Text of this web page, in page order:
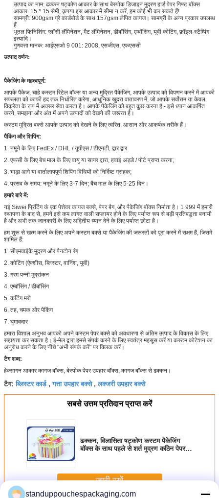
उत्पाद का नाम: ढक्कन षट्कोण आकार के साथ बेस्पोक डिजाइन मुद्रण हार्ड पेपर गिफ्ट बॉक्स
आकार: 15 * 15 सेमी; कृपया इस आकार में सीमा न करें, हम कोई भी कर सकते हैं!
सामग्री: 900gsm ग्रे कार्डबोर्ड के साथ 157gsm लेपित कागज। सामग्री के अन्य प्रकार उपलब्ध
हैं
भूतल फिनिशिंग: ग्लॉसी लॅमिनेशन, मैट लॅमिनेशन, डीबॉसिंग, एम्बॉसिंग, यूवी कोटिंग, फ़ॉइल-स्टैम्पिंग
इत्यादि।
गुणवत्ता मानक: आईएसओ 9 001: 2008, एसजीएस, एफएससी
उत्पाद वर्णन:
पैकेजिंग के महत्वपूर्ण:
आपके पैकेज, चाहे कस्टम रिटेल बॉक्स या अन्य मुद्रित पैकेजिंग, आपके उत्पाद को विपणन करने में आपकी
सफलता को काफी हद तक निर्धारित करेगा, आधुनिक खुदरा वातावरण में, जो आपके सर्वोत्तम या केवल
विक्रेता के रूप में अक्सर सेवा करता है। आपके पैकेजिंग को बहुत कुछ करना है - इसे ध्यान आकर्षित
करने, समझना और अंत में अपने उत्पादों को देखने की जरूरत है।
कस्टम मुद्रित बक्से आपके उत्पाद को देखने के लिए त्वरित, आसान और आकर्षक तरीके हैं।
पैकिंग और शिपिंग:
1. नमूने के लिए FedEx / DHL / यूपीएस / टीएनटी, द्वार द्वार
2. एफसी के लिए बैच माल के लिए वायु या सागर द्वारा; हवाई अड्डे / पोर्ट प्राप्त करना;
3. भाड़ा आगे या वार्तालापपूर्ण शिपिंग विधियों को निर्दिष्ट ग्राहक;
4. प्रसव के समय: नमूने के लिए 3-7 दिन; बैच माल के लिए 5-25 दिन।
हमारे बारे में:
नई Siwei प्रिंटिंग कं एक पेशेवर कागज बक्से, पेपर बैग, और पैकेजिंग बॉक्स निर्माता है। 1 999 में हमारी
स्थापना के बाद से, हमने इसे कम लागत वाली सप्लायर होने के लिए पर्याप्त रूप से बड़ी प्रतिबद्धता बनायी
है और अभी तक जानकारी के लिए अद्वितीय ध्यान देने के लिए पर्याप्त छोटा है।
हम शुरू से खत्म करने के लिए अपने कस्टम बक्से या पैकेजिंग की जरूरतों को पूरा करने में सक्षम हैं, जिसमें
शामिल हैं:
1. सीएमवाईके मुद्रण और पैनटोन रंग
2. कोटिंग (ऐक्शीस, ब्लिस्टर, वार्निश, यूवी)
3. गरम पन्नी मुद्रांकन
4. एम्बॉसिंग / डीबॉसिंग
5. कटिंग मरो
6. तह, चमक और पैकिंग
7. घुमावदार
हमारा विशाल अनुभव आपको अपने कस्टम पेपर बक्से को अवधारणा से अंतिम उत्पाद के विकास के लिए
सहायता कर सकता है। ई-मेल द्वारा हमसे संपर्क करने के लिए स्वतंत्र महसूस करें या कस्टम कोटेशन का
अनुरोध करने के लिए नीचे "अभी संपर्क करें" पर क्लिक करें।
टैग शब्द:
हेक्सागन आकार कागज बॉक्स, बेस्पोक पेपर उपहार बॉक्स, कागज बॉक्स से ढक्कन।
टैग:ब्लिस्टर कार्ड,गत्ता उपहार बक्से,लक्जरी उपहार बक्से
सबसे उत्तम प्रतिदान प्राप्त करें
ढक्कन, विलासिता षट्कोण कस्टम पैकेजिंग
बॉक्स के साथ पहले से शर्त मुद्रण कठिन पेपर
जारी रखें
standuppouchespackaging.com